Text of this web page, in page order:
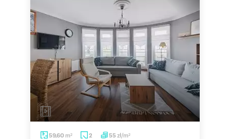
59,60 m2 2 55 zł/m2